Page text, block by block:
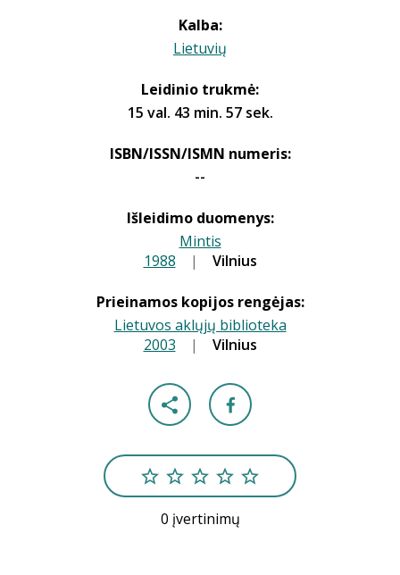
Kalba:
Lietuvių
Leidinio trukmė:
15 val. 43 min. 57 sek.
ISBN/ISSN/ISMN numeris:
--
Išleidimo duomenys:
Mintis
1988 | Vilnius
Prieinamos kopijos rengėjas:
Lietuvos aklųjų biblioteka
2003 | Vilnius
0 įvertinimų